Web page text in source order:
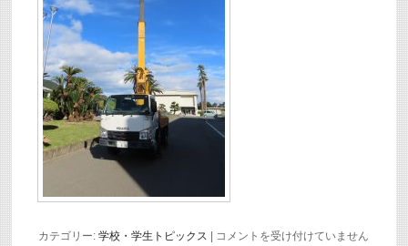
カテゴリー: 学校・学生トピックス
資
コメントを受け付けていません